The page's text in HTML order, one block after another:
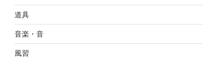
道具
音楽・音
風習